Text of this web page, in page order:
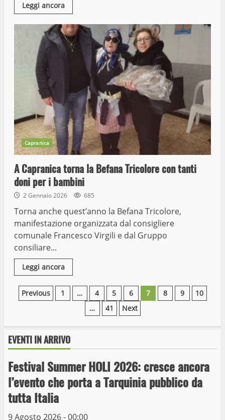
Leggi ancora
Capranica
A Capranica torna la Befana Tricolore con tanti
doni per i bambini
2 Gennaio 2026 685
Torna anche quest’anno la Befana Tricolore,
manifestazione organizzata dal consigliere
comunale Francesco Virgili e dal Gruppo
consiliare...
Leggi ancora
Paginazione
articoli
Previous 1 … 4 5 6 7 8 9
10
…
41 Next
EVENTI IN ARRIVO
Festival Summer HOLI 2026: cresce ancora
l’evento che porta a Tarquinia pubblico da
tutta Italia
9 Agosto 2026 - 00:00
3
9 Maggio 2023
La Polizia di Stato arresta il ladro seriale